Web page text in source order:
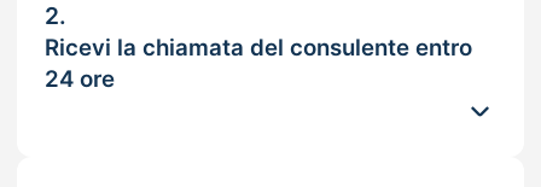
2.
Ricevi la chiamata del consulente entro
24 ore